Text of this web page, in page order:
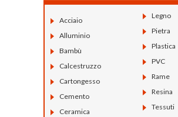
Acciaio
Alluminio
Bambù
Calcestruzzo
Cartongesso
Cemento
Ceramica
Legno
Pietra
Plastica
PVC
Rame
Resina
Tessuti